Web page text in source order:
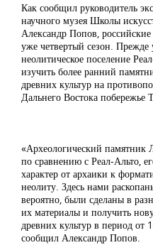
Как сообщил руководитель
научного музея Школы
Александр Попов,
уже четвертый сезон. Прежде
неолитическое поселение
изучить более ранний
древних культур на
Дальнего Востока побережье
«Археологический памятник
по сравнению с Реал-Альто,
характер от архаики к
неолиту. Здесь нами
вероятно, были сделаны в
их материалы и получить
древних культур в период от
сообщил Александр Попов.